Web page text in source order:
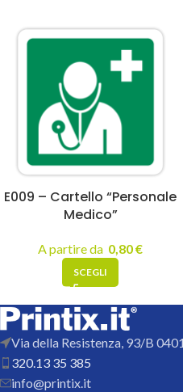
E009 – Cartello “Personale
Medico”
A partire da 0,80€
SCEGLI
Via della Resistenza, 93/B
320.13 35 385
info@printix.it